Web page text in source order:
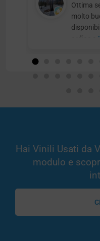
Ottima
molto
ordine e
Hai Vinili Usati da
modulo e